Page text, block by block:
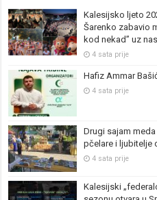
Kalesijsko ljeto
Šarenko zabavio
kod nekad” uz
4 sata prije
Hafiz Ammar
4 sata prije
Drugi sajam
pčelare i ljubitelje
4 sata prije
Kalesijski